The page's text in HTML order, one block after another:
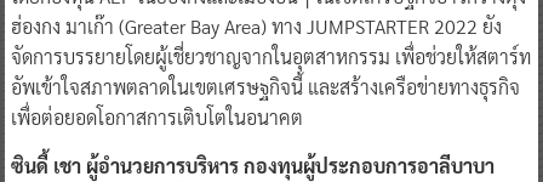
ฮ่องกง มาเก๊า (Greater Bay Area) ทาง JUMPSTARTER 2022 ยัง
จัดการบรรยายโดยผู้เชี่ยวชาญจากในอุตสาหกรรม เพื่อช่วยให้สตาร์ท
อัพเข้าใจสภาพตลาดในเขตเศรษฐกิจนี้ และสร้างเครือข่ายทางธุรกิจ
เพื่อต่อยอดโอกาสการเติบโตในอนาคต
ซินดี้ เชา ผู้อำนวยการบริหาร กองทุนผู้ประกอบการอาลีบาบา